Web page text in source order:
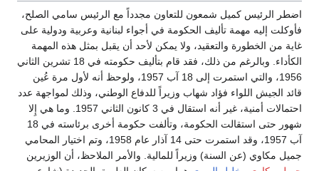
اضطر الرئيس كميل شمعون للتعاون مجدداً مع الرئيس سامي الصلح،
فأوكلت إليه مهمة تأليف الحكومة في أجواء لبنانية وعربية ودولية على
غاية من الخطورة والتعقيد، ولا يمكن لأحد أن يقبل بمثل هذه المهمة
الكأداء. وبالرغم من ذلك، فقد قام بتأليف حكومته في 18 تشرين الثاني
1956، والتي استمرت إلى 18 آب 1957، ولوحظ أنه لأول مرة عُين
قائد الجيش اللواء فؤاد شهاب وزيراً للدفاع الوطني، وذلك لمواجهة عدد
احتمالات أمنية، غير أنه استقال في 3 كانون الثاني 1957. وما هي إِلا
شهور حتى استقالت الحكومة، وتألفت حكومة أخرى برئاسته في 18
آب 1957، وقد استمرت حتى 14 آذار عام 1958، وتم اختيار المحامي
جميل مكاوي (عن السنة) وزيراً للمالية. والأمر الملاحظ، أن الوزيرين